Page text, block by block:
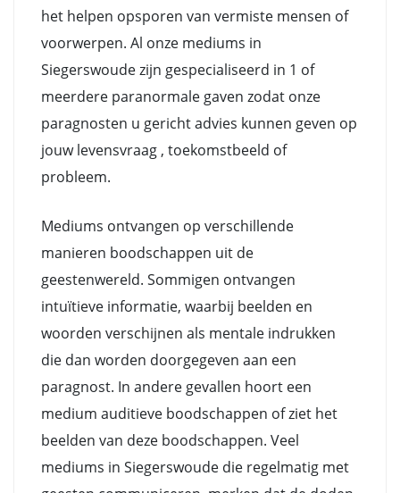
het helpen opsporen van vermiste mensen of
voorwerpen. Al onze mediums in
Siegerswoude zijn gespecialiseerd in 1 of
meerdere paranormale gaven zodat onze
paragnosten u gericht advies kunnen geven op
jouw levensvraag , toekomstbeeld of
probleem.
Mediums ontvangen op verschillende
manieren boodschappen uit de
geestenwereld. Sommigen ontvangen
intuïtieve informatie, waarbij beelden en
woorden verschijnen als mentale indrukken
die dan worden doorgegeven aan een
paragnost. In andere gevallen hoort een
medium auditieve boodschappen of ziet het
beelden van deze boodschappen. Veel
mediums in Siegerswoude die regelmatig met